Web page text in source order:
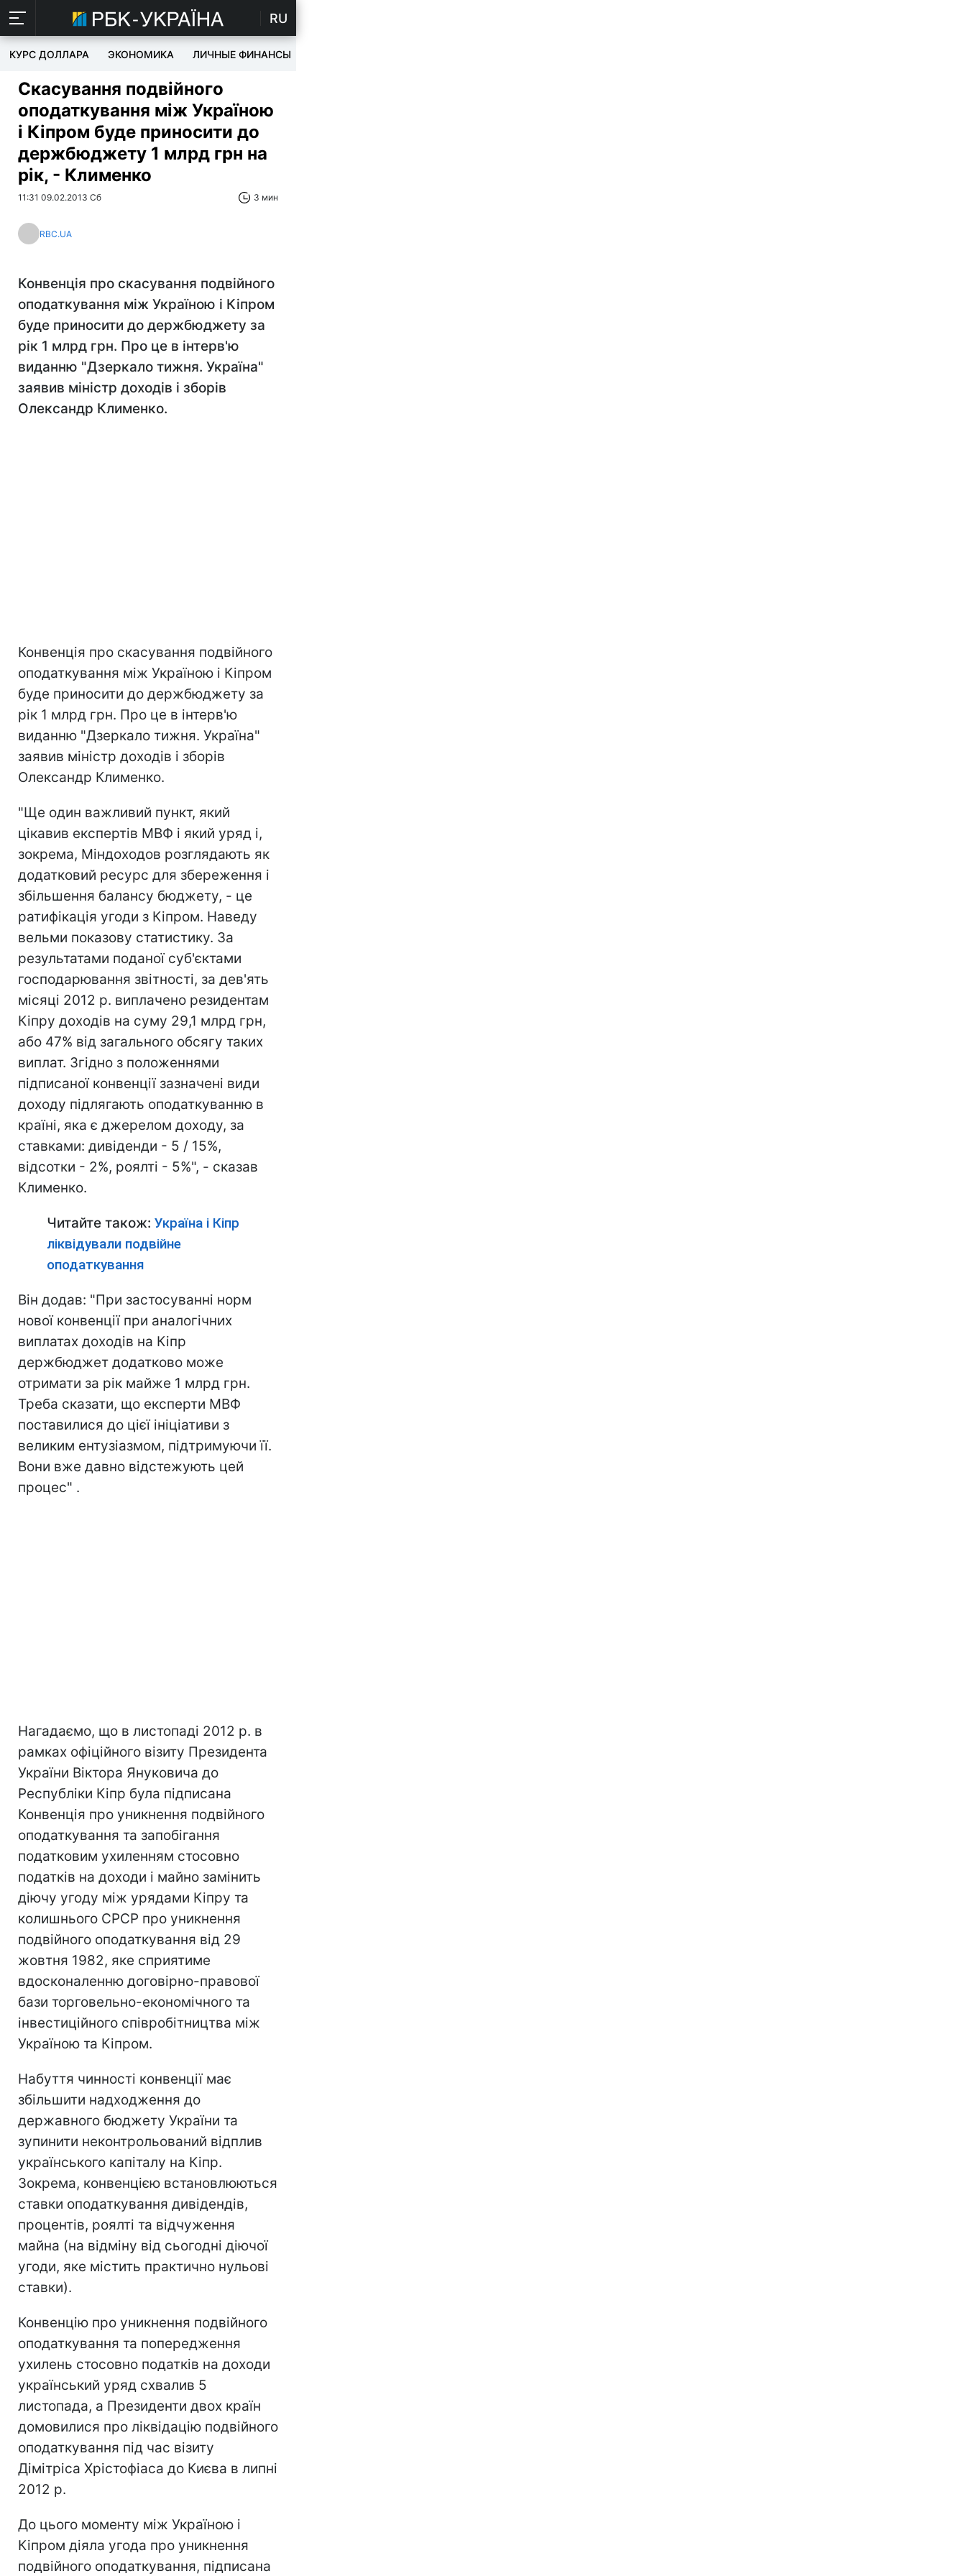
RU
КУРС ДОЛЛАРА ЭКОНОМИКА ЛИЧНЫЕ ФИНАНСЫ
Скасування подвійного
оподаткування між Україною
і Кіпром буде приносити до
держбюджету 1 млрд грн на
рік, - Клименко
11:31 09.02.2013 Сб 3 мин
RBC.UA
Конвенція про скасування подвійного
оподаткування між Україною і Кіпром
буде приносити до держбюджету за
рік 1 млрд грн. Про це в інтерв'ю
виданню "Дзеркало тижня. Україна"
заявив міністр доходів і зборів
Олександр Клименко.
Конвенція про скасування подвійного
оподаткування між Україною і Кіпром
буде приносити до держбюджету за
рік 1 млрд грн. Про це в інтерв'ю
виданню "Дзеркало тижня. Україна"
заявив міністр доходів і зборів
Олександр Клименко.
"Ще один важливий пункт, який
цікавив експертів МВФ і який уряд і,
зокрема, Міндоходов розглядають як
додатковий ресурс для збереження і
збільшення балансу бюджету, - це
ратифікація угоди з Кіпром. Наведу
вельми показову статистику. За
результатами поданої суб'єктами
господарювання звітності, за дев'ять
місяці 2012 р. виплачено резидентам
Кіпру доходів на суму 29,1 млрд грн,
або 47% від загального обсягу таких
виплат. Згідно з положеннями
підписаної конвенції зазначені види
доходу підлягають оподаткуванню в
країні, яка є джерелом доходу, за
ставками: дивіденди - 5 / 15%,
відсотки - 2%, роялті - 5%", - сказав
Клименко.
Читайте також: Україна і Кіпр
ліквідували подвійне
оподаткування
Він додав: "При застосуванні норм
нової конвенції при аналогічних
виплатах доходів на Кіпр
держбюджет додатково може
отримати за рік майже 1 млрд грн.
Треба сказати, що експерти МВФ
поставилися до цієї ініціативи з
великим ентузіазмом, підтримуючи її.
Вони вже давно відстежують цей
процес" .
Нагадаємо, що в листопаді 2012 р. в
рамках офіційного візиту Президента
України Віктора Януковича до
Республіки Кіпр була підписана
Конвенція про уникнення подвійного
оподаткування та запобігання
податковим ухиленням стосовно
податків на доходи і майно замінить
діючу угоду між урядами Кіпру та
колишнього СРСР про уникнення
подвійного оподаткування від 29
жовтня 1982, яке сприятиме
вдосконаленню договірно-правової
бази торговельно-економічного та
інвестиційного співробітництва між
Україною та Кіпром.
Набуття чинності конвенції має
збільшити надходження до
державного бюджету України та
зупинити неконтрольований відплив
українського капіталу на Кіпр.
Зокрема, конвенцією встановлюються
ставки оподаткування дивідендів,
процентів, роялті та відчуження
майна (на відміну від сьогодні діючої
угоди, яке містить практично нульові
ставки).
Конвенцію про уникнення подвійного
оподаткування та попередження
ухилень стосовно податків на доходи
український уряд схвалив 5
листопада, а Президенти двох країн
домовилися про ліквідацію подвійного
оподаткування під час візиту
Дімітріса Хрістофіаса до Києва в липні
2012 р.
До цього моменту між Україною і
Кіпром діяла угода про уникнення
подвійного оподаткування, підписана